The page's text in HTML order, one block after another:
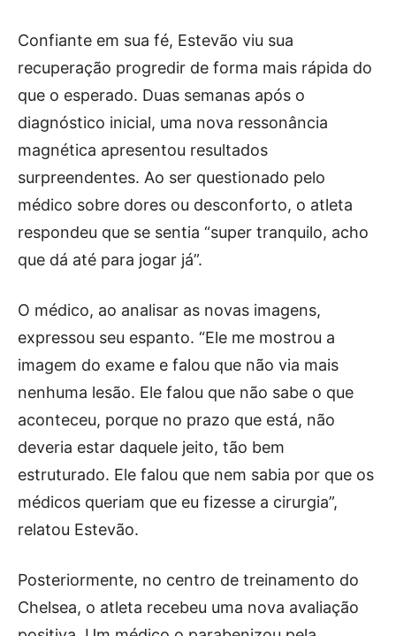
Confiante em sua fé, Estevão viu sua
recuperação progredir de forma mais rápida do
que o esperado. Duas semanas após o
diagnóstico inicial, uma nova ressonância
magnética apresentou resultados
surpreendentes. Ao ser questionado pelo
médico sobre dores ou desconforto, o atleta
respondeu que se sentia “super tranquilo, acho
que dá até para jogar já”.
O médico, ao analisar as novas imagens,
expressou seu espanto. “Ele me mostrou a
imagem do exame e falou que não via mais
nenhuma lesão. Ele falou que não sabe o que
aconteceu, porque no prazo que está, não
deveria estar daquele jeito, tão bem
estruturado. Ele falou que nem sabia por que os
médicos queriam que eu fizesse a cirurgia”,
relatou Estevão.
Posteriormente, no centro de treinamento do
Chelsea, o atleta recebeu uma nova avaliação